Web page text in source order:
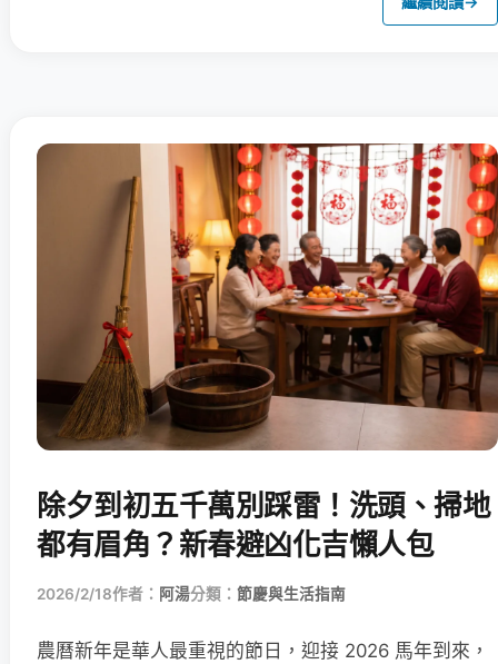
除夕到初五千萬別踩雷！洗頭、掃地
都有眉角？新春避凶化吉懶人包
2026/2/18作者： 阿湯分類： 節慶與生活指南
農曆新年是華人最重視的節日，迎接 2026 馬年到來，